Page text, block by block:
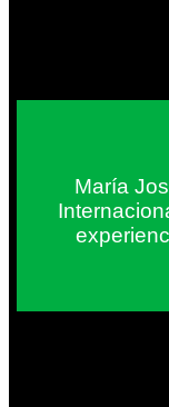
María